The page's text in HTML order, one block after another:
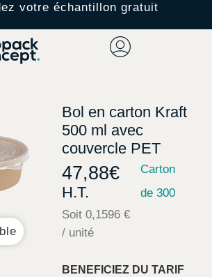
votre échantillon gratuit
Bol en carton Kraft
500 ml avec
couvercle PET
47,88€
H.T.
Soit 0,1596 €
/ unité
Carton
de 300
BENEFICIEZ DU TARIF